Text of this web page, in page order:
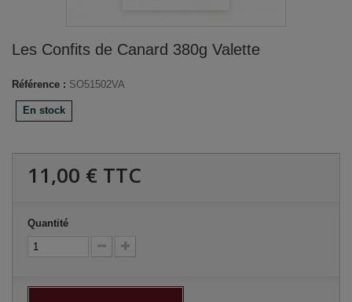
Les Confits de Canard 380g Valette
Référence : SO51502VA
En stock
11,00 € TTC
Quantité